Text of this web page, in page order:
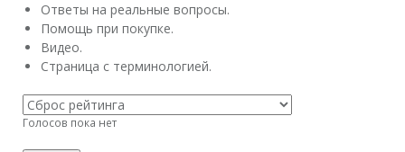
Ответы на реальные вопросы.
Помощь при покупке.
Видео.
Страница с терминологией.
Голосов пока нет